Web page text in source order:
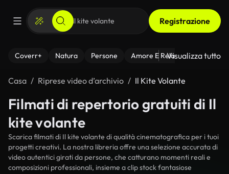
Registrazione
Coverr+ Natura Persone Amore E Relazioni Il
Visualizza tutto
Casa Riprese video d’archivio Il Kite Volante
Filmati di repertorio gratuiti di Il
kite volante
Scarica filmati di Il kite volante di qualità cinematografica per i tuoi
progetti creativi. La nostra libreria offre una selezione accurata di
video autentici girati da persone, che catturano momenti reali e
composizioni professionali, insieme a clip stock fantasiose